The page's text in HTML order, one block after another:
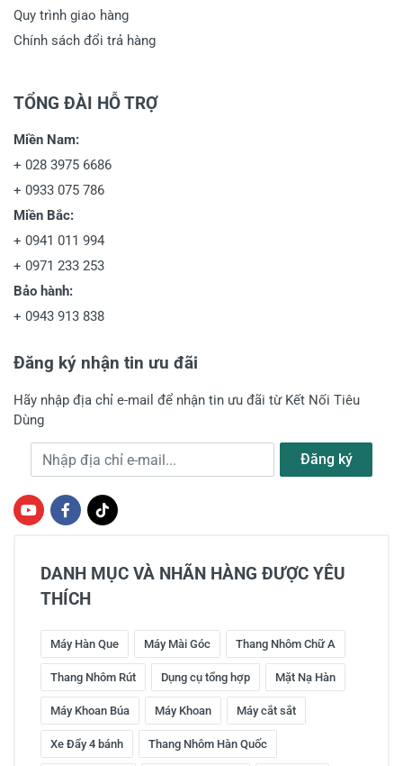
Quy trình giao hàng
Chính sách đổi trả hàng
TỔNG ĐÀI HỖ TRỢ
Miền Nam:
+ 028 3975 6686
+ 0933 075 786
Miền Bắc:
+ 0941 011 994
+ 0971 233 253
Bảo hành:
+ 0943 913 838
Đăng ký nhận tin ưu đãi
Hãy nhập địa chỉ e-mail để nhận tin ưu đãi từ Kết Nối Tiêu
Dùng
Địa chỉ e-mail Đăng ký
DANH MỤC VÀ NHÃN HÀNG ĐƯỢC YÊU
THÍCH
Máy Hàn Que Máy Mài Góc Thang Nhôm Chữ A
Thang Nhôm Rút Dụng cụ tổng hợp Mặt Nạ Hàn
Máy Khoan Búa Máy Khoan Máy cắt sắt
Xe Đẩy 4 bánh Thang Nhôm Hàn Quốc